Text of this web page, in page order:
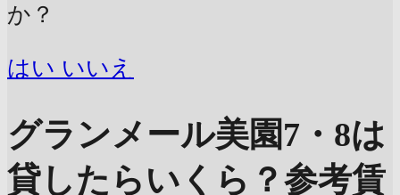
か？
はい いいえ
グランメール美園7・8は
貸したらいくら？参考賃